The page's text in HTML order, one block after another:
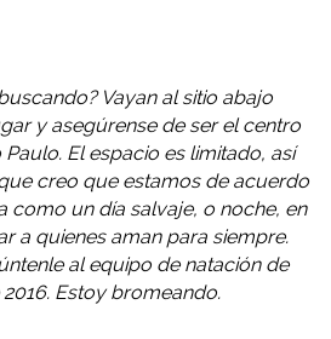
Vayan al sitio abajo
y asegúrense de ser el centro
El espacio es limitado, así
creo que estamos de acuerdo
como un día salvaje, o noche, en
a quienes aman para siempre.
al equipo de natación de
Estoy bromeando.